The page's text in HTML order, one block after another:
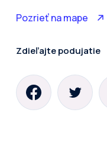
Pozrieť na mape
Zdieľajte podujatie